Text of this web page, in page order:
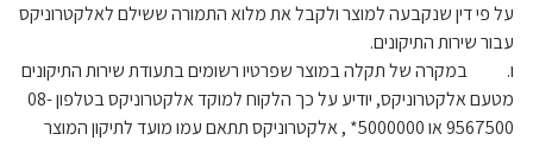
על פי דין שנקבעה למוצר ולקבל את מלוא התמורה ששילם לאלקטרוניקס
עבור שירות התיקונים.
ו. במקרה של תקלה במוצר שפרטיו רשומים בתעודת שירות התיקונים
מטעם אלקטרוניקס, יודיע על כך הלקוח למוקד אלקטרוניקס בטלפון 08-
9567500 או 5000000* , אלקטרוניקס תתאם עמו מועד לתיקון המוצר